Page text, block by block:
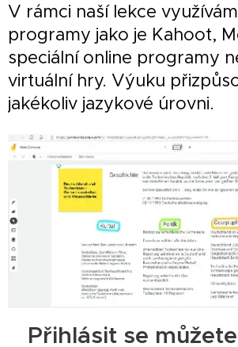
V rámci naší lekce
programy jako je Kahoot,
speciální online programy
virtuální hry. Výuku
jakékoliv jazykové úrovni.
Přihlásit se